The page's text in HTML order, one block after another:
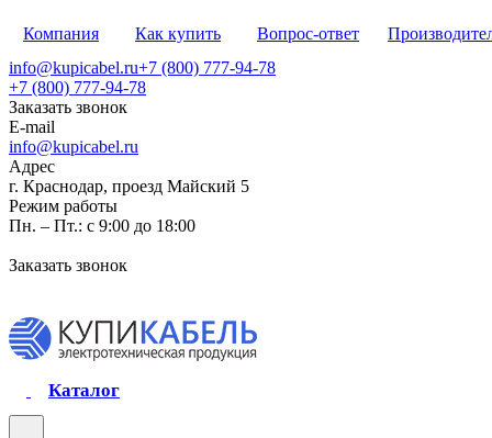
Компания Как купить Вопрос-ответ
info@kupicabel.ru+7 (800) 777-94-78
+7 (800) 777-94-78
Заказать звонок
E-mail
info@kupicabel.ru
Адрес
г. Краснодар, проезд Майский 5
Режим работы
Пн. – Пт.: с 9:00 до 18:00
Заказать звонок
Каталог